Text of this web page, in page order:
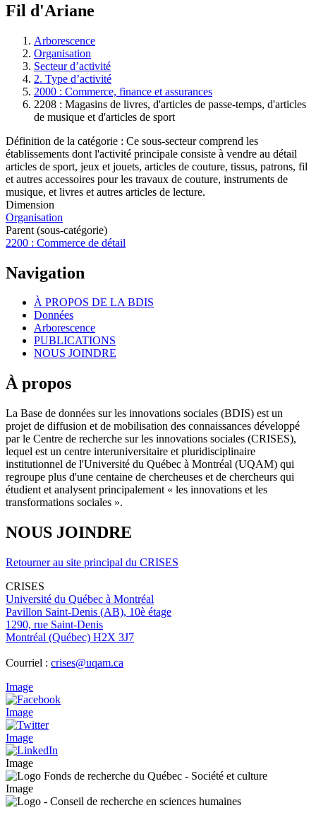
Fil d'Ariane
Arborescence
Organisation
Secteur d’activité
2. Type d’activité
2000 : Commerce, finance et assurances
2208 : Magasins de livres, d'articles de passe-temps, d'articles
de musique et d'articles de sport
Définition de la catégorie : Ce sous-secteur comprend les
établissements dont l'activité principale consiste à vendre au détail
articles de sport, jeux et jouets, articles de couture, tissus, patrons, fil
et autres accessoires pour les travaux de couture, instruments de
musique, et livres et autres articles de lecture.
Dimension
Organisation
Parent (sous-catégorie)
2200 : Commerce de détail
Navigation
À PROPOS DE LA BDIS
Données
Arborescence
PUBLICATIONS
NOUS JOINDRE
À propos
La Base de données sur les innovations sociales (BDIS) est un
projet de diffusion et de mobilisation des connaissances développé
par le Centre de recherche sur les innovations sociales (CRISES),
lequel est un centre interuniversitaire et pluridisciplinaire
institutionnel de l'Université du Québec à Montréal (UQAM) qui
regroupe plus d'une centaine de chercheuses et de chercheurs qui
étudient et analysent principalement « les innovations et les
transformations sociales ».
NOUS JOINDRE
Retourner au site principal du CRISES
CRISES
Université du Québec à Montréal
Pavillon Saint-Denis (AB), 10è étage
1290, rue Saint-Denis
Montréal (Québec) H2X 3J7
Courriel : crises@uqam.ca
Image
Image
Image
Image
Image